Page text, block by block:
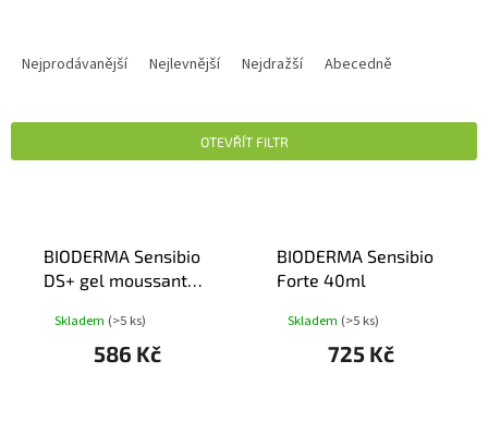
A
Í
Nejprodávanější Nejlevnější Nejdražší Abecedně
OTEVŘÍT FILTR
BIODERMA Sensibio
DS+ gel moussant
Skladem (>5 ks)
586 Kč
BIODERMA Sensibio
Forte 40ml
Skladem (>5 ks)
725 Kč